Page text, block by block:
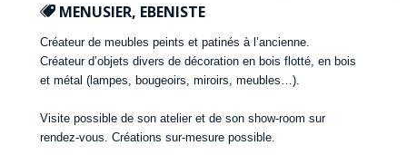
MENUSIER, EBENISTE
Créateur de meubles peints et patinés à l’ancienne.
Créateur d’objets divers de décoration en bois flotté, en bois
et métal (lampes, bougeoirs, miroirs, meubles…).
Visite possible de son atelier et de son show-room sur
rendez-vous. Créations sur-mesure possible.